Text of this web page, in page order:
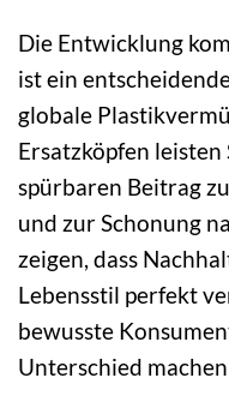
Die Entwicklung
ist ein
globale
Ersatzköpfen
spürbaren Beitrag
und zur Schonung
zeigen, dass
Lebensstil perfekt
bewusste
Unterschied